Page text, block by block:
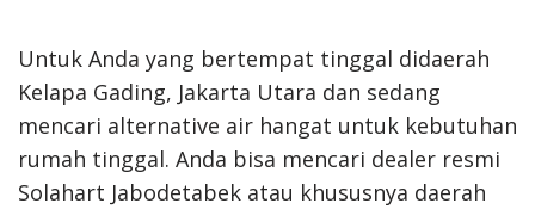
Untuk Anda yang bertempat tinggal didaerah
Kelapa Gading, Jakarta Utara dan sedang
mencari alternative air hangat untuk kebutuhan
rumah tinggal. Anda bisa mencari dealer resmi
Solahart Jabodetabek atau khususnya daerah